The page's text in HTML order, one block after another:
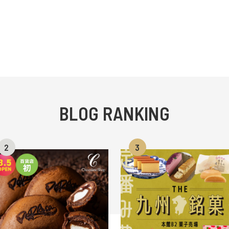
BLOG RANKING
2 3